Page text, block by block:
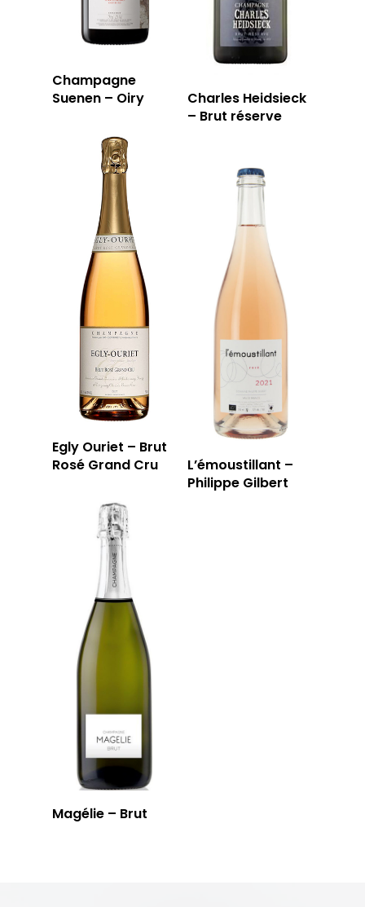
Champagne
Suenen – Oiry
Charles Heidsieck
– Brut réserve
Egly Ouriet – Brut
Rosé Grand Cru
L’émoustillant –
Philippe Gilbert
Magélie – Brut
RÉSERVER
13006 Marseille